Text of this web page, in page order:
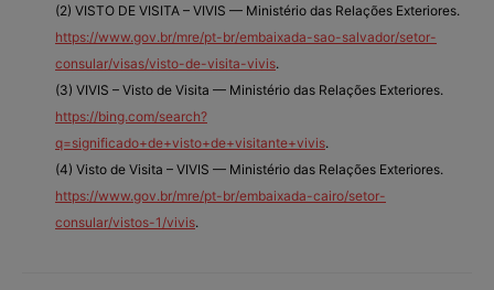
(2) VISTO DE VISITA – VIVIS — Ministério das Relações Exteriores.
https://www.gov.br/mre/pt-br/embaixada-sao-salvador/setor-
consular/visas/visto-de-visita-vivis.
(3) VIVIS – Visto de Visita — Ministério das Relações Exteriores.
https://bing.com/search?
q=significado+de+visto+de+visitante+vivis.
(4) Visto de Visita – VIVIS — Ministério das Relações Exteriores.
https://www.gov.br/mre/pt-br/embaixada-cairo/setor-
consular/vistos-1/vivis.